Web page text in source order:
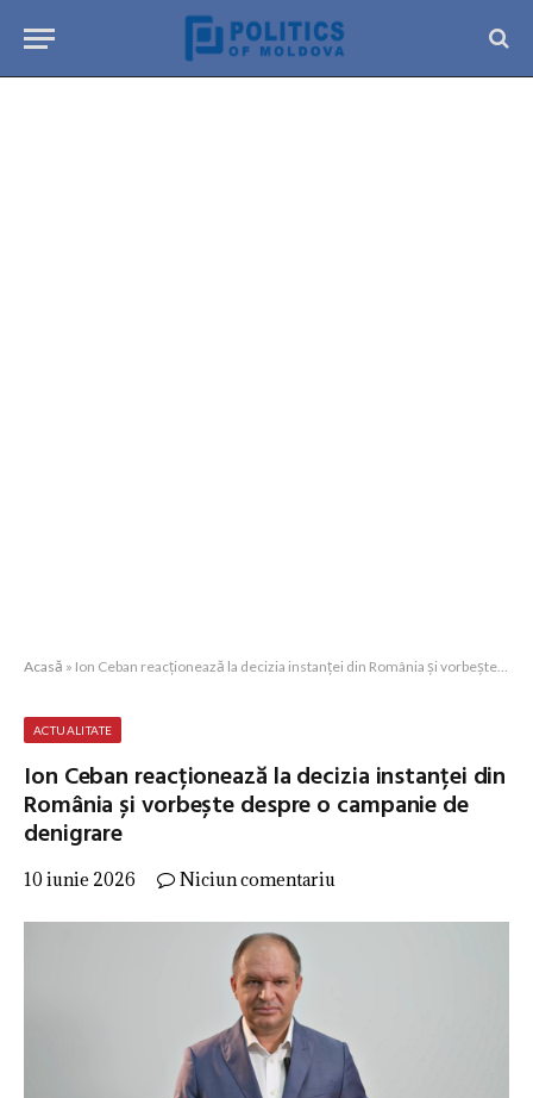
Acasă » Ion Ceban reacționează la decizia instanței din România și vorbește despre o campanie de denigrare
ACTUALITATE
Ion Ceban reacționează la decizia instanței din
România și vorbește despre o campanie de
denigrare
10 iunie 2026 Niciun comentariu